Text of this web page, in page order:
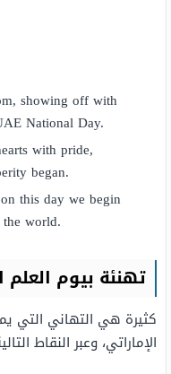
showing off with
National Day.
with pride,
began.
this day we begin
world.
تهنئة بيوم العلم
كثيرة هي التهاني التي
الإماراتي، وعبر النقاط